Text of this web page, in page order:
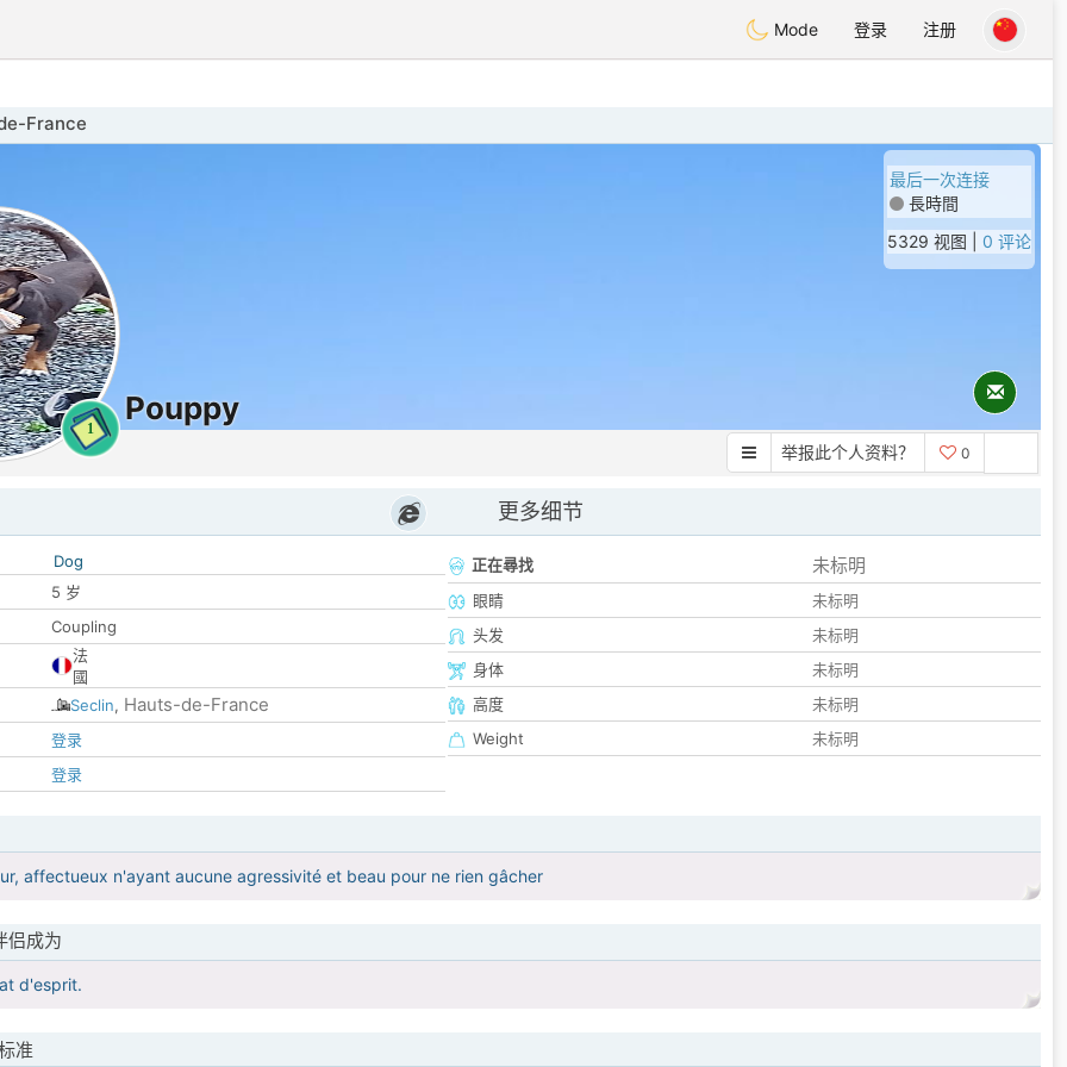
Mode 登录 注册
France
1
Pouppy
最后一次连接
長時間
5329 视图 | 0 评论
举报此个人资料？ 0
Dog
5 岁
Coupling
法
國
Seclin, Hauts-de-France
登录
登录
更多细节
正在尋找 未标明
眼睛
未标明
头发
未标明
身体
未标明
高度
未标明
Weight
未标明
affectueux n'ayant aucune agressivité et beau pour ne rien gâcher
侣成为
d'esprit.
准